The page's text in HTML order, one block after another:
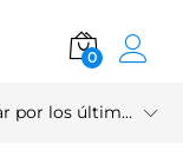
0
Ordenar por los últimos